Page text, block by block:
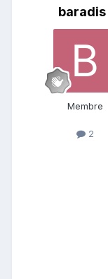
baradis
Membre
2